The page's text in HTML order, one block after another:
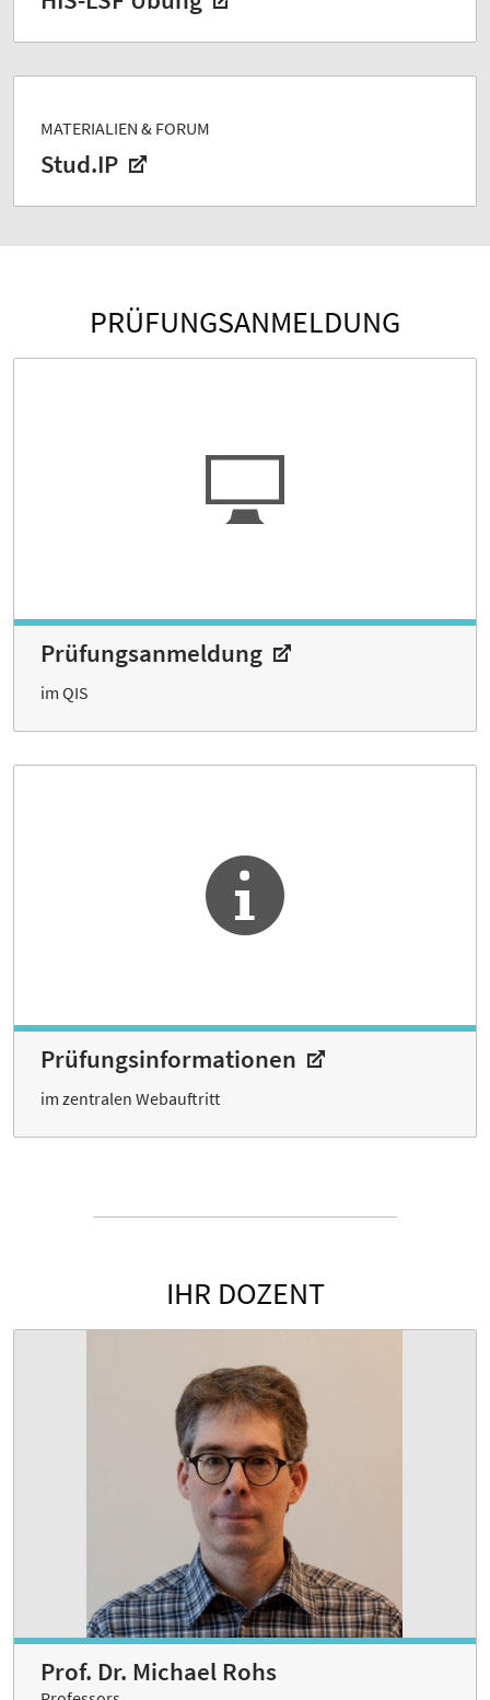
MATERIALIEN & FORUM
Stud.IP
PRÜFUNGSANMELDUNG
Prüfungs­anmeldung
im QIS
Prüfungs­informationen
im zentralen Webauftritt
IHR DOZENT
Prof. Dr. Michael Rohs